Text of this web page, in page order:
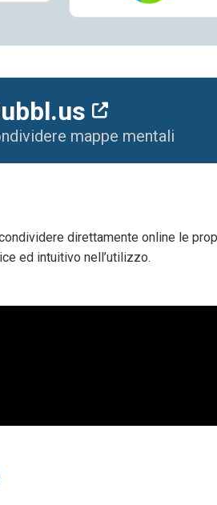
mappe mentali
direttamente online le
ed intuitivo nell’utilizzo.